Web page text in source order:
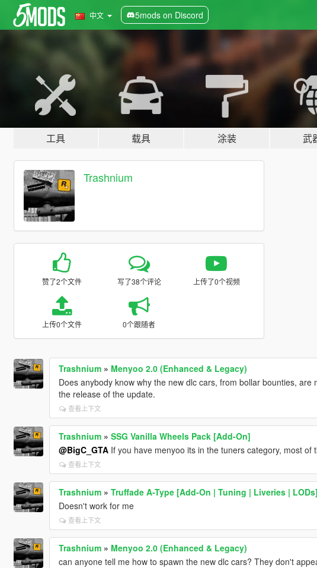
中文 5mods on Discord
工具 载具 涂装 武
Trashnium
赞了2个文件 写了38个评论 上传了0个视频
上传0个文件 0个跟随者
Trashnium» Menyoo 2.0 (Enhanced & Legacy)
Does anybody know why the new dlc cars, from bollar bounties, are
the release of the update.
查看上下文
Trashnium» SSG Vanilla Wheels Pack [Add-On]
@BigC_GTAIf you have menyoo its in the tuners category, most of
查看上下文
Trashnium» Truffade A-Type [Add-On | Tuning | Liveries | LODs]
Doesn't work for me
查看上下文
Trashnium» Menyoo 2.0 (Enhanced & Legacy)
can anyone tell me how to spawn the new dlc cars? They don't